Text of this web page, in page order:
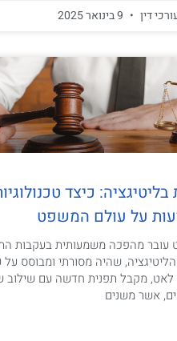
דין
כיצד
על עולם המשפט
עובר מהפכה משמעותית בעקבות
שהיה מסורתי ומבוסס על
מקבל תפנית חדשה עם שילוב
אשר משנים